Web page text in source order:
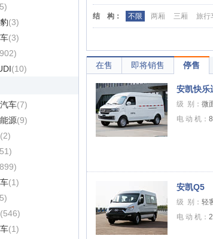
(3)
(3)
(10)
车(7)
源(9)
(2)
(1)
(546)
(1)
结 构： 不限 两厢 三厢 旅行
在售 即将销售 停售
安凯快乐
级 别： 微
电 动 机：
安凯Q5
级 别： 轻
电 动 机：